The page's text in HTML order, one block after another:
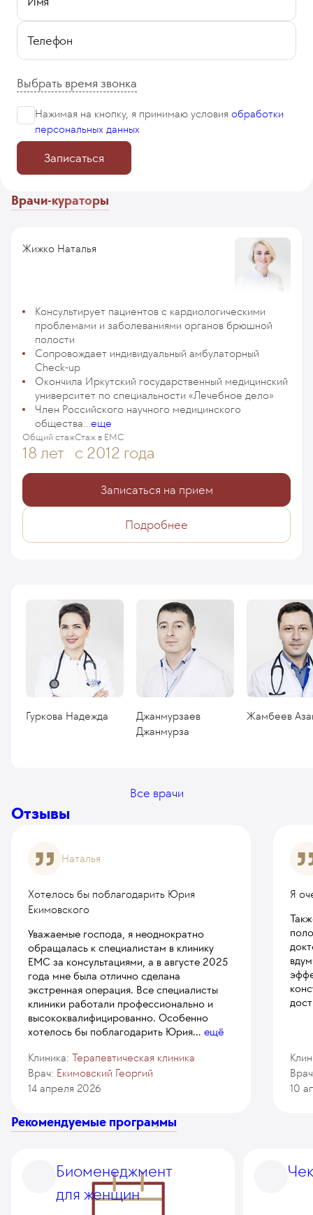
Телефон
Выбрать время звонка
Нажимая на кнопку, я принимаю условия обработки
персональных данных
Записаться
Врачи-кураторы
Гуркова Надежда
Джанмурзаев
Джанмурза
Жамбеев
Все врачи
Жижко Наталья
Консультирует пациентов с кардиологическими
проблемами и заболеваниями органов брюшной
полости
Сопровождает индивидуальный амбулаторный
Check-up
Окончила Иркутский государственный медицинский
университет по специальности «Лечебное дело»
Член Российского научного медицинского
общества...еще
Общий стаж
18 лет
Стаж в ЕМС
с 2012 года
Записаться на прием
Подробнее
Отзывы
Наталья
Хотелось бы поблагодарить Юрия
Екимовского
Уважаемые господа, я неоднократно
обращалась к специалистам в клинику
ЕМС за консультациями, а в августе 2025
года мне была отлично сделана
экстренная операция. Все специалисты
клиники работали профессионально и
высококвалифицированно. Особенно
хотелось бы поблагодарить Юрия... ещё
Клиника: Терапевтическая клиника
Врач: Екимовский Георгий
14 апреля 2026
Я
10
Рекомендуемые программы
Биоменеджмент
для женщин